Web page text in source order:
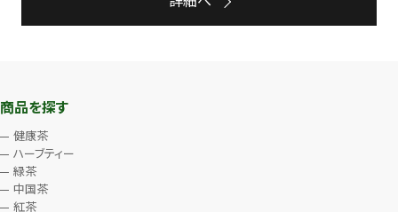
商品を探す
健康茶
ハーブティー
緑茶
中国茶
紅茶